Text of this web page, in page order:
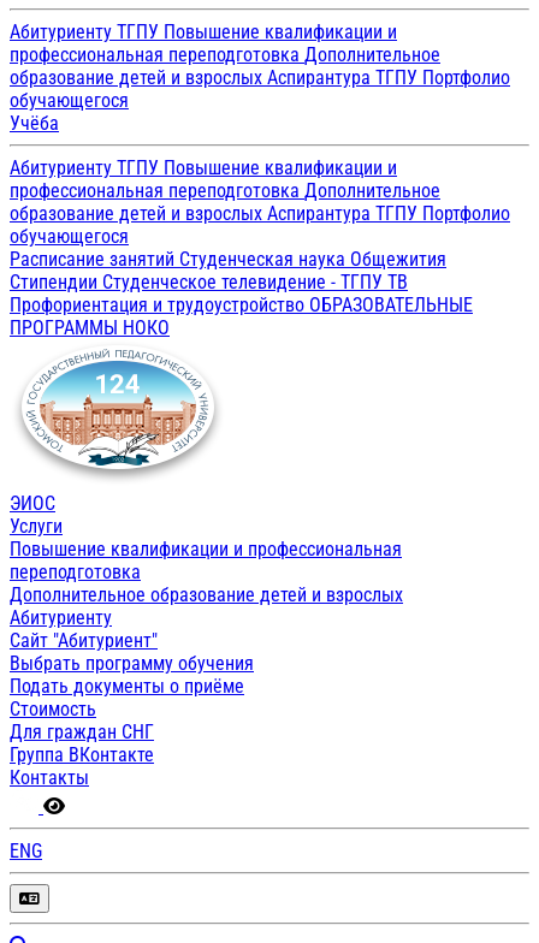
Абитуриенту ТГПУ Повышение квалификации и
профессиональная переподготовка Дополнительное
образование детей и взрослых Аспирантура ТГПУ Портфолио
обучающегося
Учёба
Абитуриенту ТГПУ Повышение квалификации и
профессиональная переподготовка Дополнительное
образование детей и взрослых Аспирантура ТГПУ Портфолио
обучающегося
Расписание занятий Студенческая наука Общежития
Стипендии Студенческое телевидение - ТГПУ ТВ
Профориентация и трудоустройство ОБРАЗОВАТЕЛЬНЫЕ
ПРОГРАММЫ НОКО
ЭИОС
Услуги
Повышение квалификации и профессиональная
переподготовка
Дополнительное образование детей и взрослых
Абитуриенту
Сайт "Абитуриент"
Выбрать программу обучения
Подать документы о приёме
Стоимость
Для граждан СНГ
Группа ВКонтакте
Контакты
ENG